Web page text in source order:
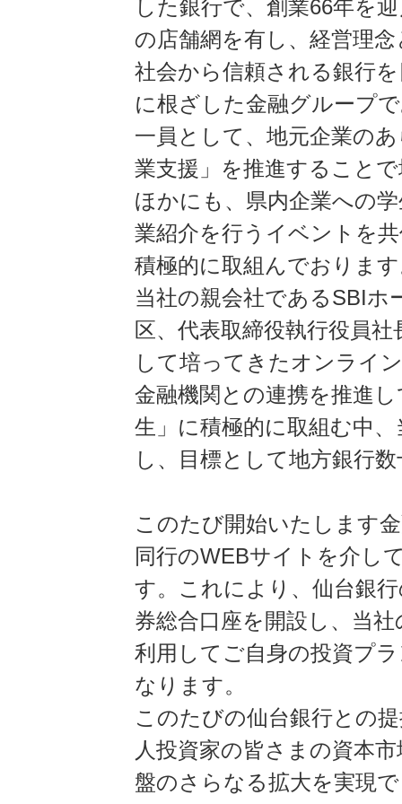
した銀行で、創業66年を
の店舗網を有し、経営理
社会から信頼される銀行
に根ざした金融グループ
一員として、地元企業の
業支援」を推進すること
ほかにも、県内企業への
業紹介を行うイベントを
積極的に取組んでおりま
当社の親会社であるSBIホ
区、代表取締役執行役員
して培ってきたオンライ
金融機関との連携を推進
生」に積極的に取組む中
し、目標として地方銀行
このたび開始いたします
同行のWEBサイトを介し
す。これにより、仙台銀
券総合口座を開設し、当
利用してご自身の投資プ
なります。
このたびの仙台銀行との
人投資家の皆さまの資本
盤のさらなる拡大を実現